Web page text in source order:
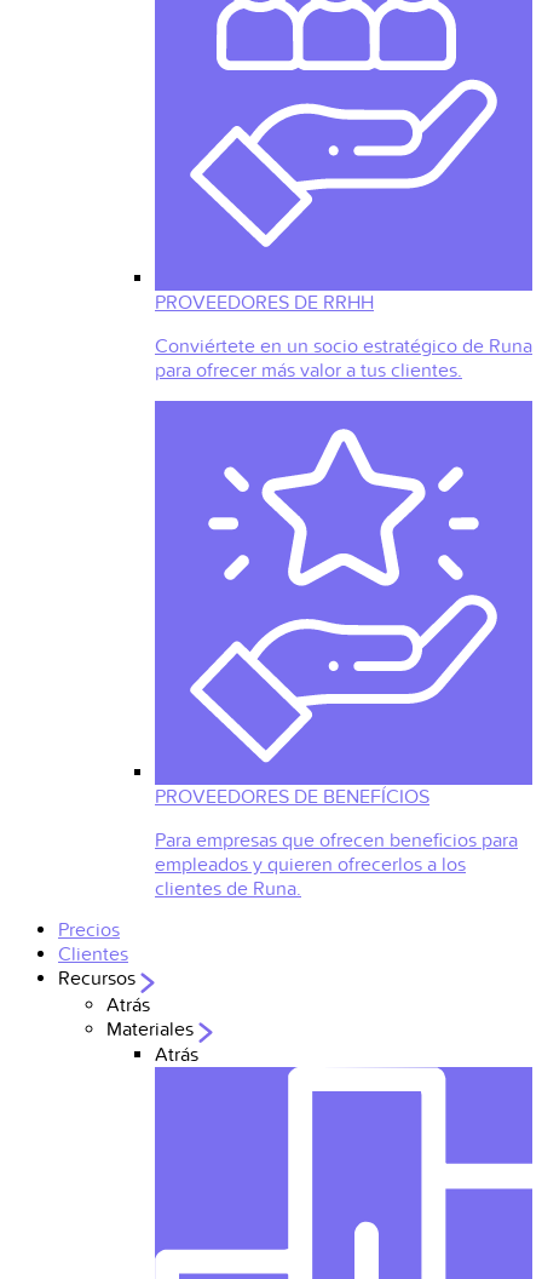
PROVEEDORES DE RRHH
Conviértete en un socio estratégico de Runa
para ofrecer más valor a tus clientes.
PROVEEDORES DE BENEFÍCIOS
Para empresas que ofrecen beneficios para
empleados y quieren ofrecerlos a los
clientes de Runa.
Precios
Clientes
Recursos
Atrás
Materiales
Atrás